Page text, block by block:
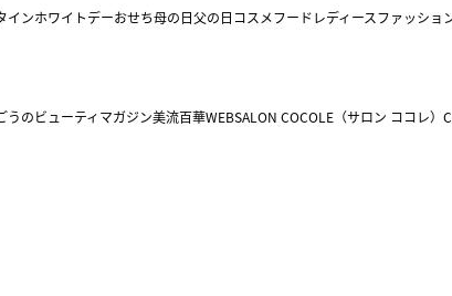
インホワイトデーおせち母の日父の日 コスメフードレディースファッショ
うのビューティマガジン美流百華WEBSALON COCOLE（サロン ココレ）